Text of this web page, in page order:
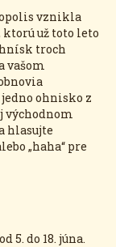
vznikla
už toto leto
troch
vašom
ohnisko z
východnom
hlasujte
„haha“ pre
5. do 18. júna.